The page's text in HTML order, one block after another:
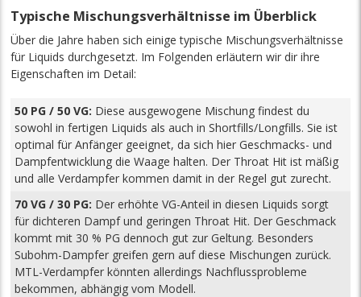
Typische Mischungsverhältnisse im Überblick
Über die Jahre haben sich einige typische Mischungsverhältnisse
für Liquids durchgesetzt. Im Folgenden erläutern wir dir ihre
Eigenschaften im Detail:
50 PG / 50 VG: Diese ausgewogene Mischung findest du
sowohl in fertigen Liquids als auch in Shortfills/Longfills. Sie ist
optimal für Anfänger geeignet, da sich hier Geschmacks- und
Dampfentwicklung die Waage halten. Der Throat Hit ist mäßig
und alle Verdampfer kommen damit in der Regel gut zurecht.
70 VG / 30 PG: Der erhöhte VG-Anteil in diesen Liquids sorgt
für dichteren Dampf und geringen Throat Hit. Der Geschmack
kommt mit 30 % PG dennoch gut zur Geltung. Besonders
Subohm-Dampfer greifen gern auf diese Mischungen zurück.
MTL-Verdampfer könnten allerdings Nachflussprobleme
bekommen, abhängig vom Modell.